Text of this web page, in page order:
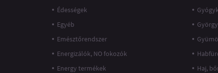
Édességek
Egyéb
Emésztőrendszer
Energizálók, NO fokozók
Energy termékek
Haj,